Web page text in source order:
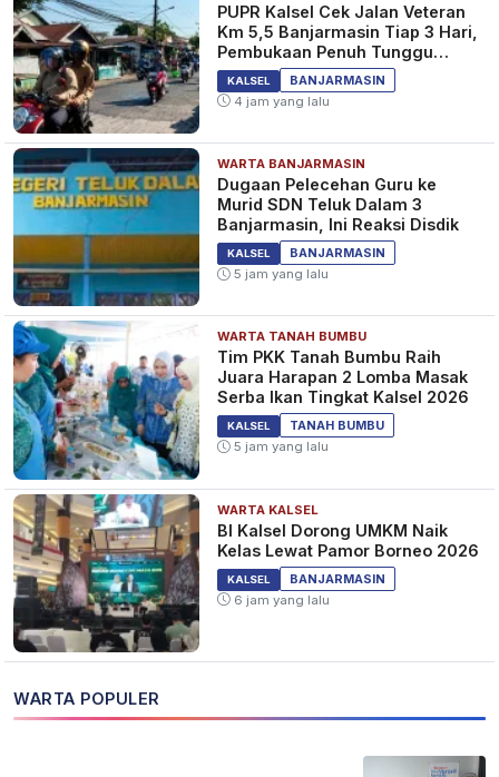
PUPR Kalsel Cek Jalan Veteran
Km 5,5 Banjarmasin Tiap 3 Hari,
Pembukaan Penuh Tunggu
Pantauan
KALSEL
BANJARMASIN
4 jam yang lalu
WARTA BANJARMASIN
Dugaan Pelecehan Guru ke
Murid SDN Teluk Dalam 3
Banjarmasin, Ini Reaksi Disdik
KALSEL
BANJARMASIN
5 jam yang lalu
WARTA TANAH BUMBU
Tim PKK Tanah Bumbu Raih
Juara Harapan 2 Lomba Masak
Serba Ikan Tingkat Kalsel 2026
KALSEL
TANAH BUMBU
5 jam yang lalu
WARTA KALSEL
BI Kalsel Dorong UMKM Naik
Kelas Lewat Pamor Borneo 2026
KALSEL
BANJARMASIN
6 jam yang lalu
WARTA POPULER